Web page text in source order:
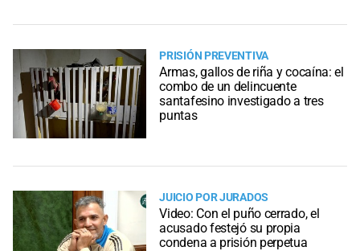
PRISIÓN PREVENTIVA
Armas, gallos de riña y cocaína: el
combo de un delincuente
santafesino investigado a tres
puntas
JUICIO POR JURADOS
Video: Con el puño cerrado, el
acusado festejó su propia
condena a prisión perpetua